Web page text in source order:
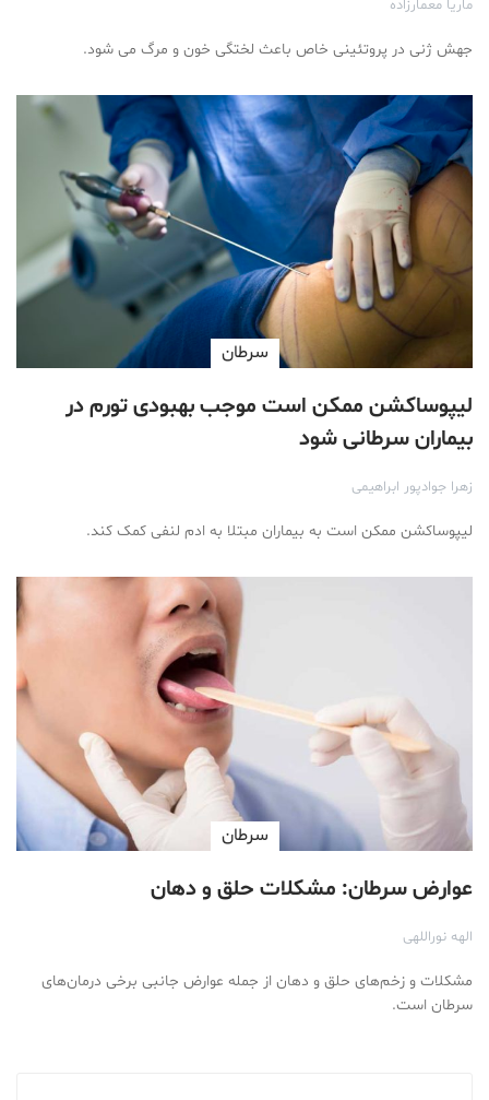
ماریا معمارزاده
جهش ژنی در پروتئینی خاص باعث لختگی خون و مرگ می شود.
سرطان
لیپوساکشن ممکن است موجب بهبودی تورم در
بیماران سرطانی شود
زهرا جوادپور ابراهیمی
لیپوساکشن ممکن است به بیماران مبتلا به ادم لنفی کمک کند.
سرطان
عوارض سرطان: مشکلات حلق و دهان
الهه نوراللهی
مشکلات و زخم‌های حلق و دهان از جمله عوارض جانبی برخی درمان‌های
سرطان است.